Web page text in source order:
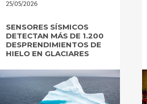
25/05/2026
SENSORES SÍSMICOS
DETECTAN MÁS DE 1.200
DESPRENDIMIENTOS DE
HIELO EN GLACIARES